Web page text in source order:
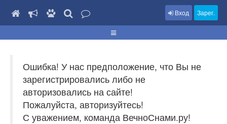
Вход Зарег.
Ошибка! У нас предположение, что Вы не
зарегистрировались либо не
авторизовались на сайте!
Пожалуйста, авторизуйтесь!
С уважением, команда ВечноСнами.ру!